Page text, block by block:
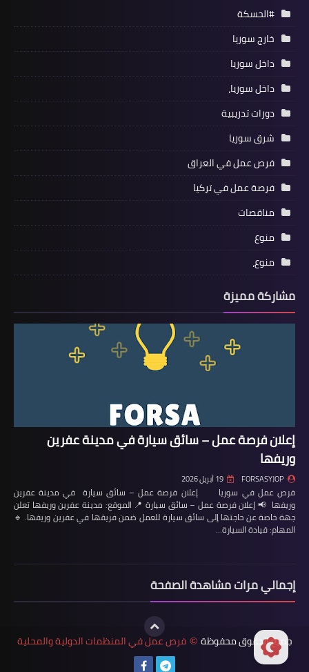
#الحسكة
خارج سوريا
داخل سوريا
داخل سوريا،
دورات تدريبية
شرق سوريا
فرص عمل في العراق
فرصة عمل في تركيا
مناقصات
منوع
منوع،
مشاركة مميزة
إعلان فرصة عمل – سائق سيارة في مدينة عفرين
وريفها
FORSASYJOP 19 أبريل 2026
فرص عمل في سوريا إعلان فرصة عمل – سائق سيارة في مدينة عفرين
وريفها 📢 إعلان فرصة عمل – سائق سيارة 📍 الموقع: مدينة عفرين وريفها تعلن
جهة خاصة عن حاجتها إلى سائق سيارة للعمل ضمن فريقها في عفرين وريفها. 🔹
المهام: قيادة السيارة…
إجمالي مرات مشاهدة الصفحة
جميع الحقوق محفوظة © فرص عمل في المنظمات الدولية والمحلية